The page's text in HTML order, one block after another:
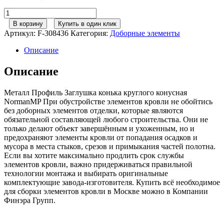
Количество
товара
Металл
Профиль
Заглушка
конька
круглого
конусная
(ПЭ-01-
9002-
0.5)
В корзину Купить в один клик
Артикул: F-308436 Категория: Доборные элементы
Описание
Описание
Металл Профиль Заглушка конька круглого конусная
NormanMP При обустройстве элементов кровли не обойтись
без доборных элементов отделки, которые являются
обязательной составляющей любого строительства. Они не
только делают объект завершённым и ухоженным, но и
предохраняют элементы кровли от попадания осадков и
мусора в места стыков, срезов и примыкания частей полотна.
Если вы хотите максимально продлить срок службы
элементов кровли, важно придерживаться правильной
технологии монтажа и выбирать оригинальные
комплектующие завода-изготовителя. Купить всё необходимое
для сборки элементов кровли в Москве можно в Компании
Финэра Групп.